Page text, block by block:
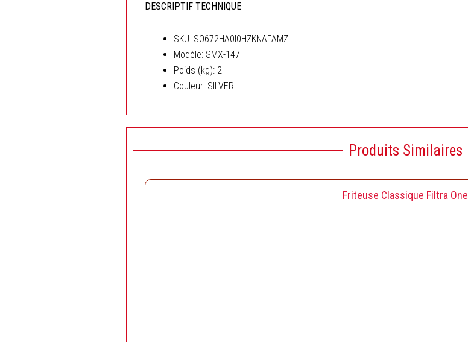
DESCRIPTIF TECHNIQUE
SKU: SO672HA0I0HZKNAFAMZ
Modèle: SMX-147
Poids (kg): 2
Couleur: SILVER
Produits Similaires
Friteuse Classique Filtra One